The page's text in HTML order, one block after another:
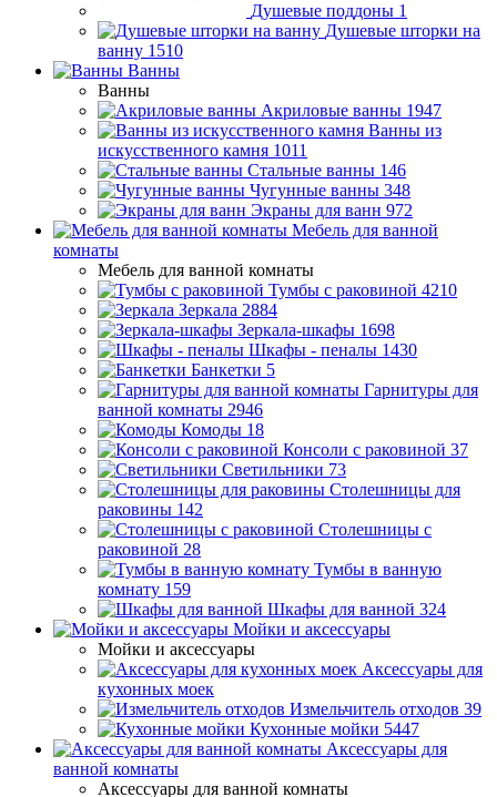
Душевые поддоны 1
Душевые шторки на
ванну 1510
Ванны
Ванны
Акриловые ванны 1947
Ванны из
искусственного камня 1011
Стальные ванны 146
Чугунные ванны 348
Экраны для ванн 972
Мебель для ванной
комнаты
Мебель для ванной комнаты
Тумбы с раковиной 4210
Зеркала 2884
Зеркала-шкафы 1698
Шкафы - пеналы 1430
Банкетки 5
Гарнитуры для
ванной комнаты 2946
Комоды 18
Консоли с раковиной 37
Светильники 73
Столешницы для
раковины 142
Столешницы с
раковиной 28
Тумбы в ванную
комнату 159
Шкафы для ванной 324
Мойки и аксессуары
Мойки и аксессуары
Аксессуары для
кухонных моек
Измельчитель отходов 39
Кухонные мойки 5447
Аксессуары для
ванной комнаты
Аксессуары для ванной комнаты